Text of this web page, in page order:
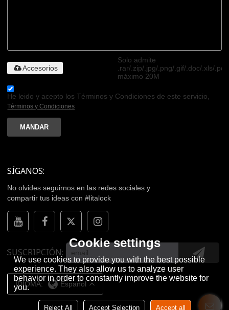
Solo admite
.rar/.zip/.jpg/.png/.gif/.doc/.xls/.pdf,
máximo 20M
Accesorios
He leido y acepto los Términos y Condiciones de este servicio,
Términos y Condiciones
MANDAR
SÍGANOS:
No olvides seguirnos en las redes sociales y
compartir tus ideas con #litalock
SUSCRIPCIÓN
IDIOMA: Español
Cookie settings
We use cookies to provide you with the best possible
experience. They also allow us to analyze user
behavior in order to constantly improve the website for
you.
Reject All Accept Selection Accept all